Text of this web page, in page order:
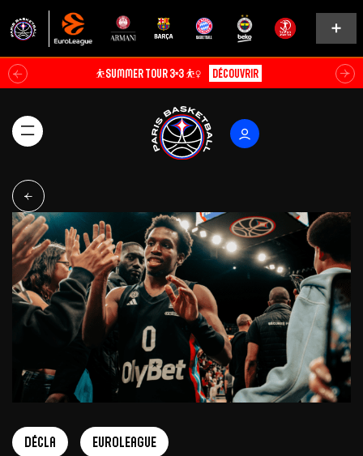
⛹️SUMMER TOUR 3×3 ⛹️‍♀️ Découvrir
Décla EuroLeague